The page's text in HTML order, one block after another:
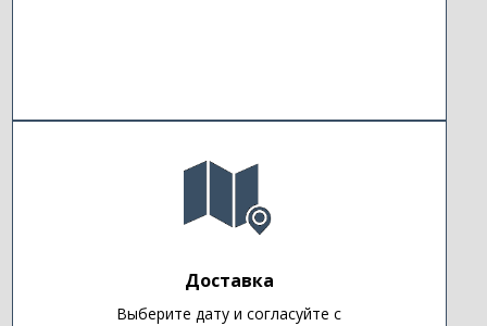
Доставка
Выберите дату и согласуйте с